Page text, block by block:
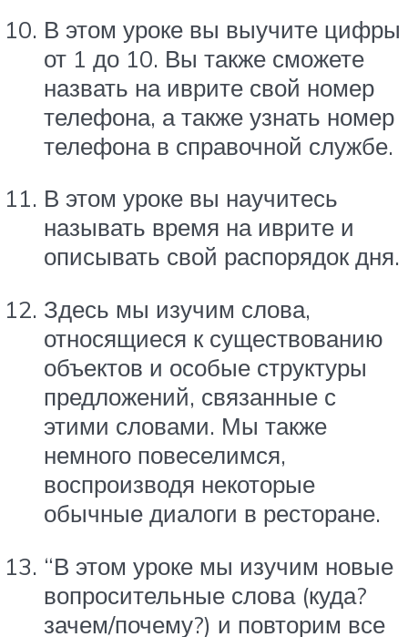
В этом уроке вы выучите цифры
от 1 до 10. Вы также сможете
назвать на иврите свой номер
телефона, а также узнать номер
телефона в справочной службе.
В этом уроке вы научитесь
называть время на иврите и
описывать свой распорядок дня.
Здесь мы изучим слова,
относящиеся к существованию
объектов и особые структуры
предложений, связанные с
этими словами. Мы также
немного повеселимся,
воспроизводя некоторые
обычные диалоги в ресторане.
“В этом уроке мы изучим новые
вопросительные слова (куда?
зачем/почему?) и повторим все